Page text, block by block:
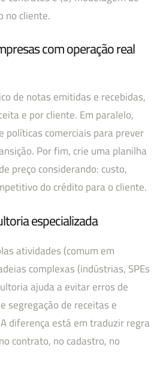
no cliente.
com operação real
de notas emitidas e recebidas,
e por cliente. Em paralelo,
comerciais para prever
Por fim, crie uma planilha
preço considerando: custo,
do crédito para o cliente.
especializada
atividades (comum em
complexas (indústrias, SPEs
ajuda a evitar erros de
segregação de receitas e
diferença está em traduzir regra
contrato, no cadastro, no